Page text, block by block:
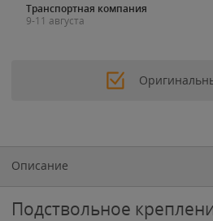
Транспортная компания
9-11 августа
Описание
Подствольное